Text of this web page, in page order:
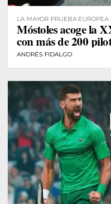
LA MAYOR PRUEBA EUROPEA
MÓSTOLES
Móstoles acoge la
con más de 200
ANDRÉS FIDALGO